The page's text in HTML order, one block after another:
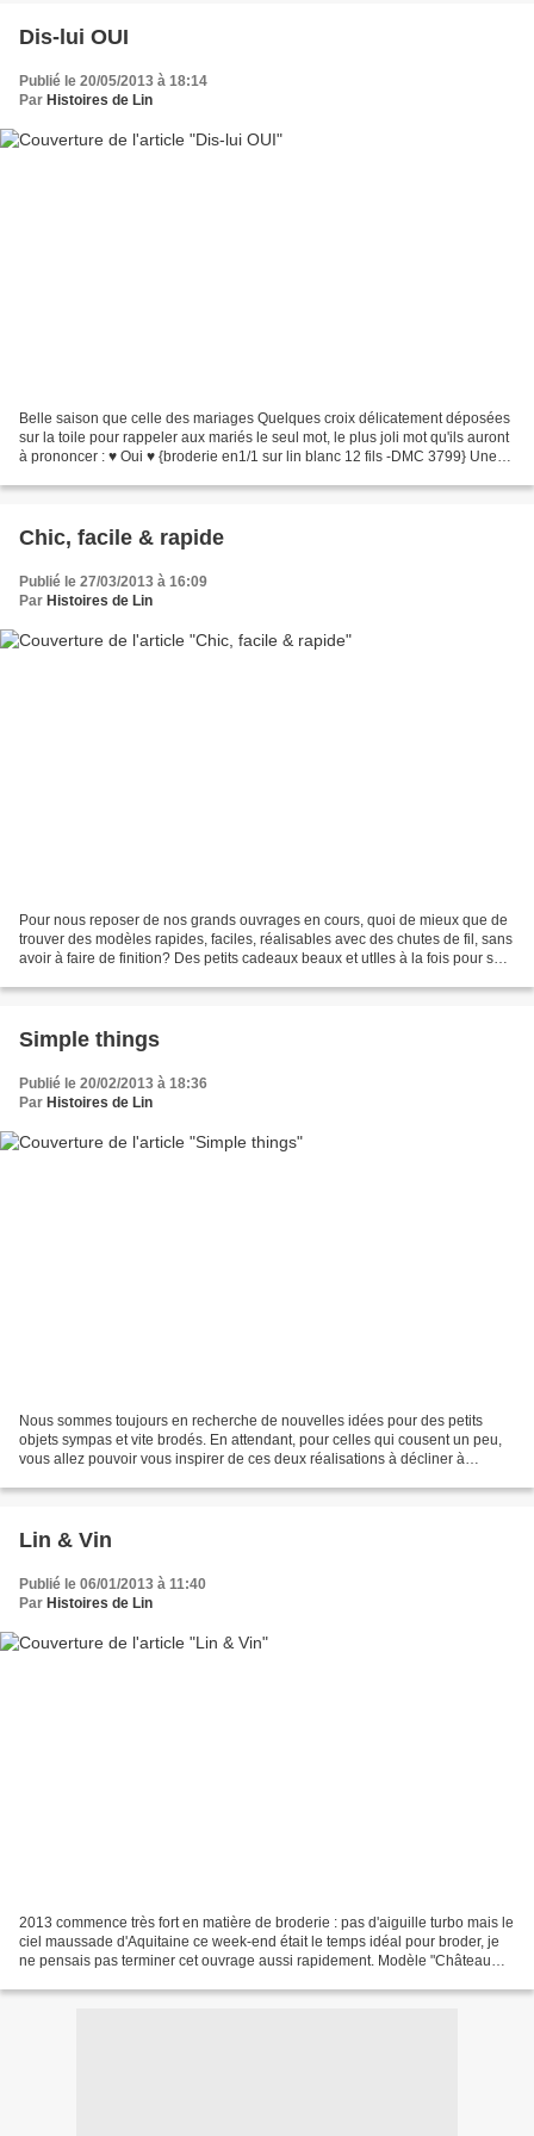
Dis-lui OUI
Publié le 20/05/2013 à 18:14
Par Histoires de Lin
Belle saison que celle des mariages Quelques croix délicatement déposées
sur la toile pour rappeler aux mariés le seul mot, le plus joli mot qu'ils auront
à prononcer : ♥ Oui ♥ {broderie en1/1 sur lin blanc 12 fils -DMC 3799} Une
Chic, facile & rapide
Publié le 27/03/2013 à 16:09
Par Histoires de Lin
Pour nous reposer de nos grands ouvrages en cours, quoi de mieux que de
trouver des modèles rapides, faciles, réalisables avec des chutes de fil, sans
avoir à faire de finition? Des petits cadeaux beaux et utIles à la fois pour soi
Simple things
Publié le 20/02/2013 à 18:36
Par Histoires de Lin
Nous sommes toujours en recherche de nouvelles idées pour des petits
objets sympas et vite brodés. En attendant, pour celles qui cousent un peu,
vous allez pouvoir vous inspirer de ces deux réalisations à décliner à
Lin & Vin
Publié le 06/01/2013 à 11:40
Par Histoires de Lin
2013 commence très fort en matière de broderie : pas d'aiguille turbo mais le
ciel maussade d'Aquitaine ce week-end était le temps idéal pour broder, je
ne pensais pas terminer cet ouvrage aussi rapidement. Modèle "Château